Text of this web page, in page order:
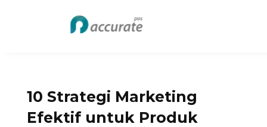
10 Strategi Marketing
Efektif untuk Produk